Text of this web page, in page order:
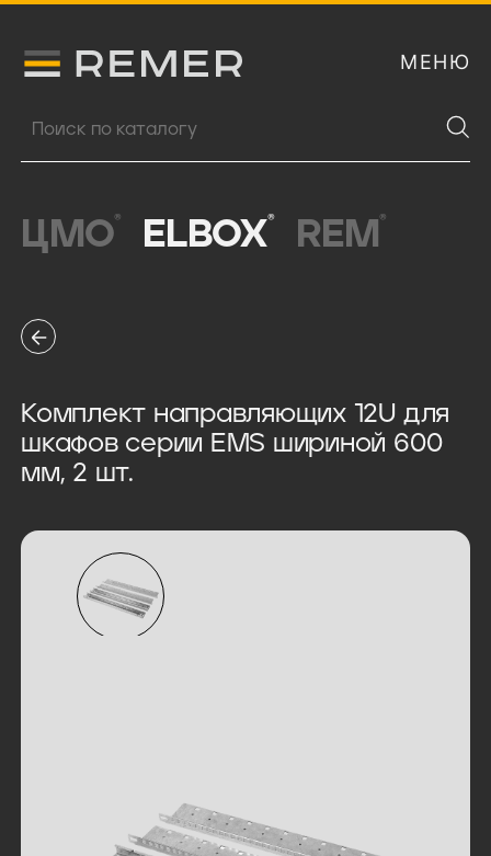
Логитип компании Remer МЕНЮ
Поиск продукции
ЦМО® ELBOX® REM ®
Комплект направляющих 12U для
шкафов серии EMS шириной 600
мм, 2 шт.